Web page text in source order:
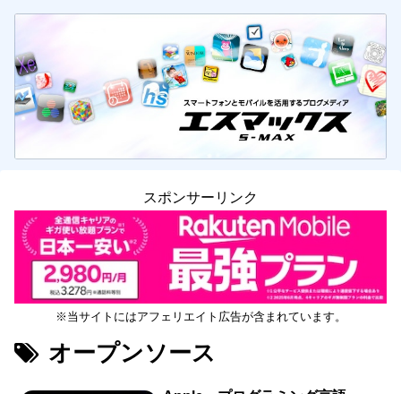
スポンサーリンク
※当サイトにはアフェリエイト広告が含まれています。
オープンソース